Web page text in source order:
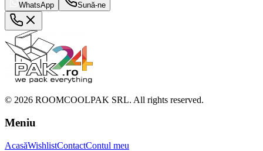
WhatsApp Sună-ne
© 2026 ROOMCOOLPAK SRL. All rights reserved.
Meniu
AcasăWishlistContactContul meu